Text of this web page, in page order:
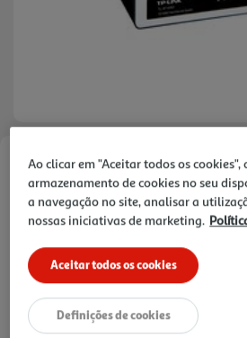
Faça a sua avaliação
Ref. / EAN:6935364020064
12,99 €
Receba em casa a 11/08/2026
, se encomendar
1h Recolha em loja Express
Ao clicar em "Aceitar todos os cookies",
armazenamento de cookies no seu
a navegação no site, analisar a
nossas iniciativas de marketing.
Aceitar todos os cookies
Definições de cookies